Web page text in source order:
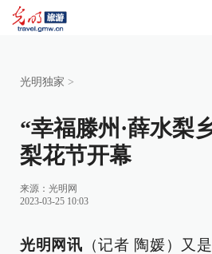
光明独家 >
“幸福滕州·薛水梨
梨花节开幕
来源： 光明网
2023-03-25 10:03
光明网讯 （记者 陶媛）又